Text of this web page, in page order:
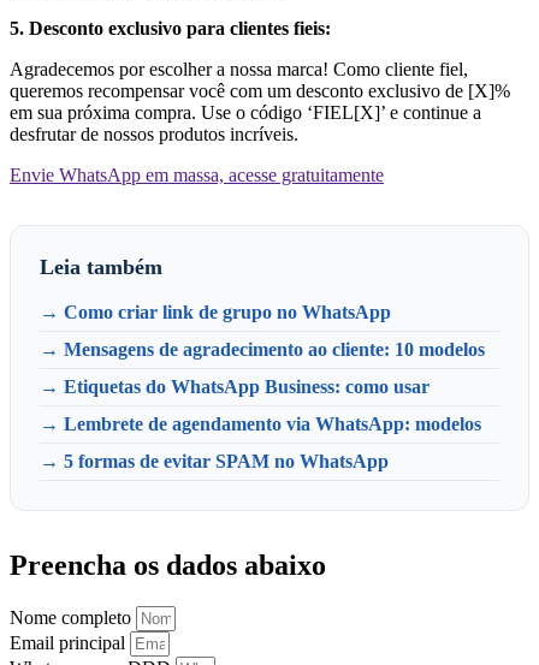
5. Desconto exclusivo para clientes fieis:
Agradecemos por escolher a nossa marca! Como cliente fiel,
queremos recompensar você com um desconto exclusivo de [X]%
em sua próxima compra. Use o código ‘FIEL[X]’ e continue a
desfrutar de nossos produtos incríveis.
Envie WhatsApp em massa, acesse gratuitamente
Leia também
→ Como criar link de grupo no WhatsApp
→ Mensagens de agradecimento ao cliente: 10 modelos
→ Etiquetas do WhatsApp Business: como usar
→ Lembrete de agendamento via WhatsApp: modelos
→ 5 formas de evitar SPAM no WhatsApp
Preencha os dados abaixo
Nome completo
Email principal